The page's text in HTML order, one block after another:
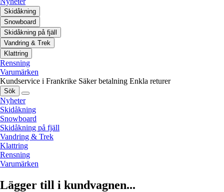
Skidåkning
Snowboard
Skidåkning på fjäll
Vandring & Trek
Klattring
Rensning
Varumärken
Kundservice i Frankrike Säker betalning Enkla returer
Sök
Nyheter
Skidåkning
Snowboard
Skidåkning på fjäll
Vandring & Trek
Klattring
Rensning
Varumärken
Lägger till i kundvagnen...